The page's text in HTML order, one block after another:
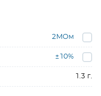
2МОм
±10%
1.3 г.